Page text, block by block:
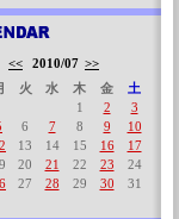
<< 2010/07 >>
火 水 木 金
土
1
2
3
6 7 8 9
10
13 14 15 16
17
20 21 22 23
24
27 28 29 30 31